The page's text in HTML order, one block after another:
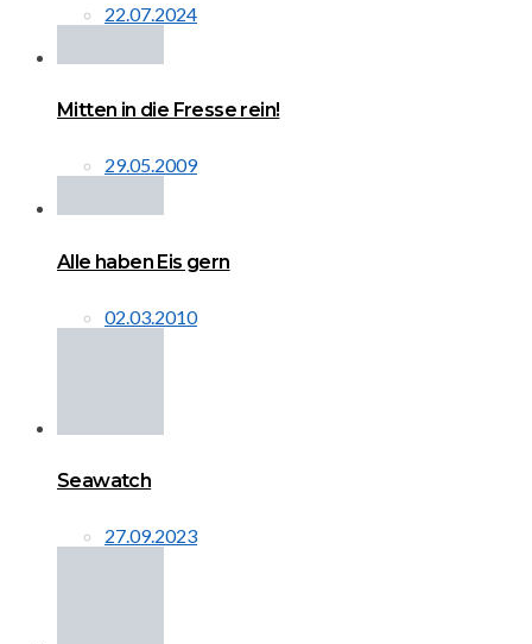
22.07.2024
Mitten in die Fresse rein!
29.05.2009
Alle haben Eis gern
02.03.2010
Seawatch
27.09.2023